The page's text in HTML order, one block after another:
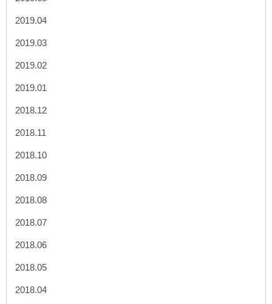
2019.04
2019.03
2019.02
2019.01
2018.12
2018.11
2018.10
2018.09
2018.08
2018.07
2018.06
2018.05
2018.04